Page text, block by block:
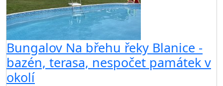
Bungalov Na břehu řeky Blanice -
bazén, terasa, nespočet památek v
okolí